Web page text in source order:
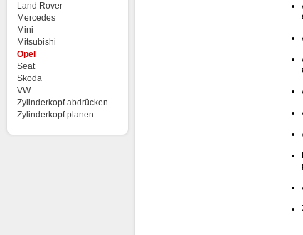
Land Rover
Mercedes
Mini
Mitsubishi
Opel
Seat
Skoda
VW
Zylinderkopf abdrücken
Zylinderkopf planen